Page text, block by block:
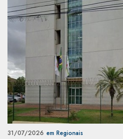
31/07/2026 em Regionais